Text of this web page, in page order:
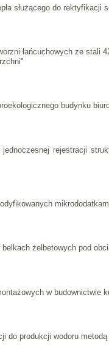
służącego do rektyfikacji
łańcuchowych ze stali
budynku
rejestracji
żelbetowych pod
w budownictwie
do produkcji wodoru